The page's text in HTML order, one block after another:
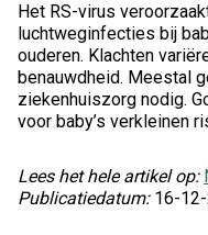
Het RS-virus
luchtweginfecties bij
ouderen. Klachten
benauwdheid. Meestal
ziekenhuiszorg nodig.
voor baby’s verkleinen
Lees het hele artikel op:
Publicatiedatum: 16-